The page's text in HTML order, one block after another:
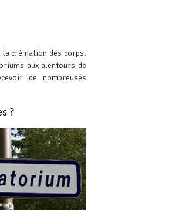
crémation des corps.
aux alentours de
de nombreuses
?